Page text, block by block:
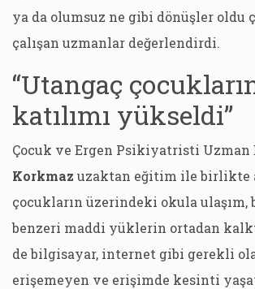
ya da olumsuz ne gibi dönüşler oldu
çalışan uzmanlar değerlendirdi.
“Utangaç
katılımı yükseldi”
Çocuk ve Ergen Psikiyatristi Uzman
Korkmaz uzaktan eğitim ile birlikte
çocukların üzerindeki okula ulaşım,
benzeri maddi yüklerin ortadan
de bilgisayar, internet gibi gerekli
erişemeyen ve erişimde kesinti